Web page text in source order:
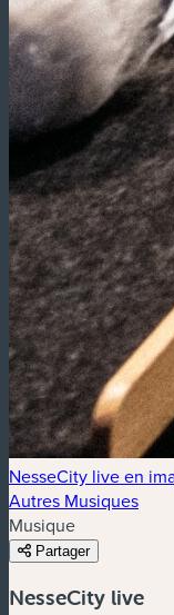
NesseCity live en
Autres Musiques
Musique
Partager
NesseCity live